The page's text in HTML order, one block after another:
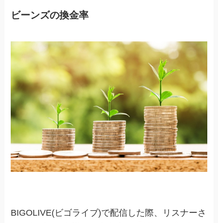
ビーンズの換金率
BIGOLIVE(ビゴライブ)で配信した際、リスナーさ